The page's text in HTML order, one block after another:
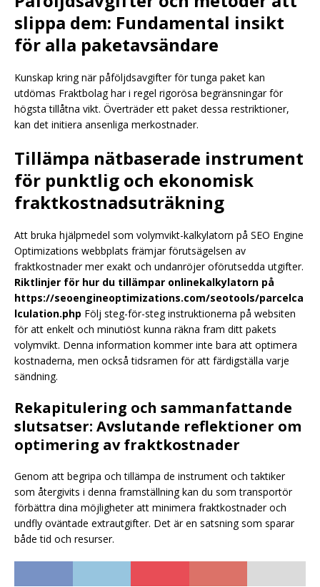
slippa dem: Fundamental insikt
för alla paketavsändare
Kunskap kring när påföljdsavgifter för tunga paket kan
utdömas Fraktbolag har i regel rigorösa begränsningar för
högsta tillåtna vikt. Överträder ett paket dessa restriktioner,
kan det initiera ansenliga merkostnader.
Tillämpa nätbaserade instrument
för punktlig och ekonomisk
fraktkostnadsuträkning
Att bruka hjälpmedel som volymvikt-kalkylatorn på SEO Engine
Optimizations webbplats främjar förutsägelsen av
fraktkostnader mer exakt och undanröjer oförutsedda utgifter.
Riktlinjer för hur du tillämpar onlinekalkylatorn på
https://seoengineoptimizations.com/seotools/parcelca
lculation.php Följ steg-för-steg instruktionerna på websiten
för att enkelt och minutiöst kunna räkna fram ditt pakets
volymvikt. Denna information kommer inte bara att optimera
kostnaderna, men också tidsramen för att färdigställa varje
sändning.
Rekapitulering och sammanfattande
slutsatser: Avslutande reflektioner om
optimering av fraktkostnader
Genom att begripa och tillämpa de instrument och taktiker
som återgivits i denna framställning kan du som transportör
förbättra dina möjligheter att minimera fraktkostnader och
undfly oväntade extrautgifter. Det är en satsning som sparar
både tid och resurser.